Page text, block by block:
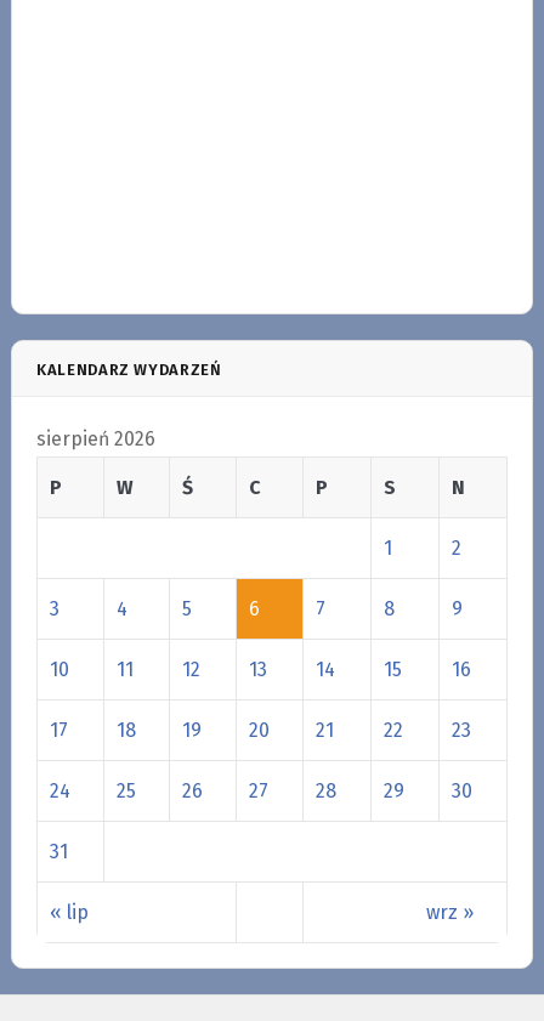
KALENDARZ WYDARZEŃ
sierpień 2026
P W Ś C P S N
« lip wrz »
1 2
3 4 5 6 7 8 9
10 11 12 13 14 15 16
17 18 19 20 21 22 23
24 25 26 27 28 29 30
31